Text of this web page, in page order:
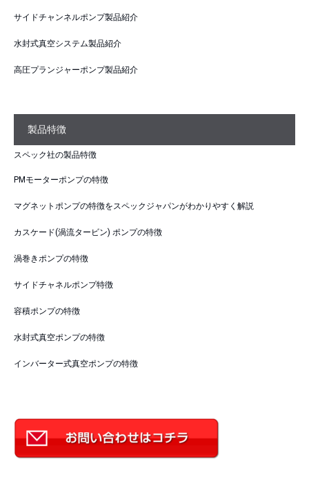
サイドチャンネルポンプ製品紹介
水封式真空システム製品紹介
高圧プランジャーポンプ製品紹介
製品特徴
スペック社の製品特徴
PMモーターポンプの特徴
マグネットポンプの特徴をスペックジャパンがわかりやすく解説
カスケード(渦流タービン) ポンプの特徴
渦巻きポンプの特徴
サイドチャネルポンプ特徴
容積ポンプの特徴
水封式真空ポンプの特徴
インバーター式真空ポンプの特徴